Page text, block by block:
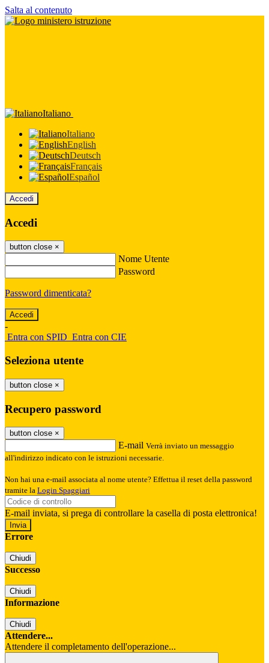
Salta al contenuto
Italiano
Italiano
English
Deutsch
Français
Español
Accedi
Accedi
button close ×
Nome Utente
Password
Password dimenticata?
-
Entra con SPID Entra con CIE
Seleziona utente
button close ×
Recupero password
button close ×
E-mail Verrà inviato un messaggio
all'indirizzo indicato con le istruzioni necessarie.
Non hai una e-mail associata al nome utente? Effettua il reset della password
tramite la Login Spaggiari
E-mail inviata, si prega di controllare la casella di posta elettronica!
Errore
Chiudi
Successo
Chiudi
Informazione
Chiudi
Attendere...
Attendere il completamento dell'operazione...